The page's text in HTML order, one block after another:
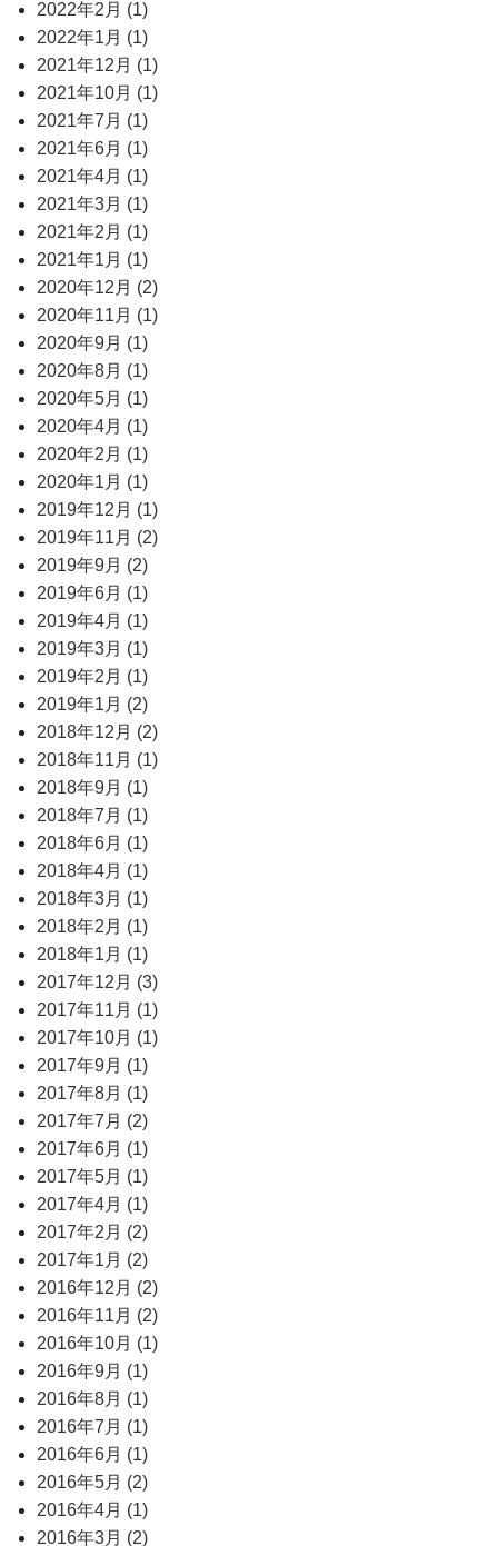
2022年2月 (1)
2022年1月 (1)
2021年12月 (1)
2021年10月 (1)
2021年7月 (1)
2021年6月 (1)
2021年4月 (1)
2021年3月 (1)
2021年2月 (1)
2021年1月 (1)
2020年12月 (2)
2020年11月 (1)
2020年9月 (1)
2020年8月 (1)
2020年5月 (1)
2020年4月 (1)
2020年2月 (1)
2020年1月 (1)
2019年12月 (1)
2019年11月 (2)
2019年9月 (2)
2019年6月 (1)
2019年4月 (1)
2019年3月 (1)
2019年2月 (1)
2019年1月 (2)
2018年12月 (2)
2018年11月 (1)
2018年9月 (1)
2018年7月 (1)
2018年6月 (1)
2018年4月 (1)
2018年3月 (1)
2018年2月 (1)
2018年1月 (1)
2017年12月 (3)
2017年11月 (1)
2017年10月 (1)
2017年9月 (1)
2017年8月 (1)
2017年7月 (2)
2017年6月 (1)
2017年5月 (1)
2017年4月 (1)
2017年2月 (2)
2017年1月 (2)
2016年12月 (2)
2016年11月 (2)
2016年10月 (1)
2016年9月 (1)
2016年8月 (1)
2016年7月 (1)
2016年6月 (1)
2016年5月 (2)
2016年4月 (1)
2016年3月 (2)